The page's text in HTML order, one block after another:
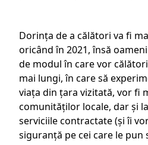
Dorința de a călători va fi
oricând în 2021, însă
de modul în care vor
mai lungi, în care să
viața din țara vizitată, vor fi
comunităților locale, dar și
serviciile contractate (și îi
siguranță pe cei care le pun